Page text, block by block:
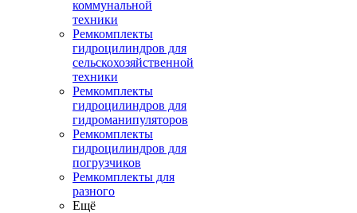
коммунальной
техники
Ремкомплекты
гидроцилиндров для
сельскохозяйственной
техники
Ремкомплекты
гидроцилиндров для
гидроманипуляторов
Ремкомплекты
гидроцилиндров для
погрузчиков
Ремкомплекты для
разного
Ещё